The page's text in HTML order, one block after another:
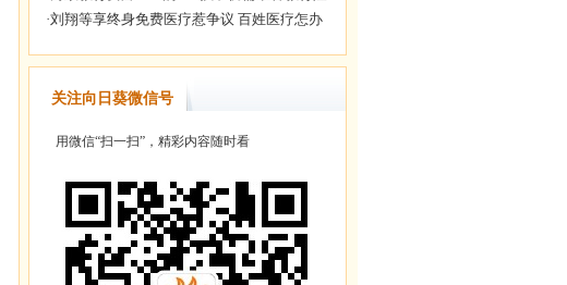
关注向日葵微信号
用微信“扫一扫”，精彩内容随时看